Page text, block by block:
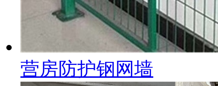
营房防护钢网墙